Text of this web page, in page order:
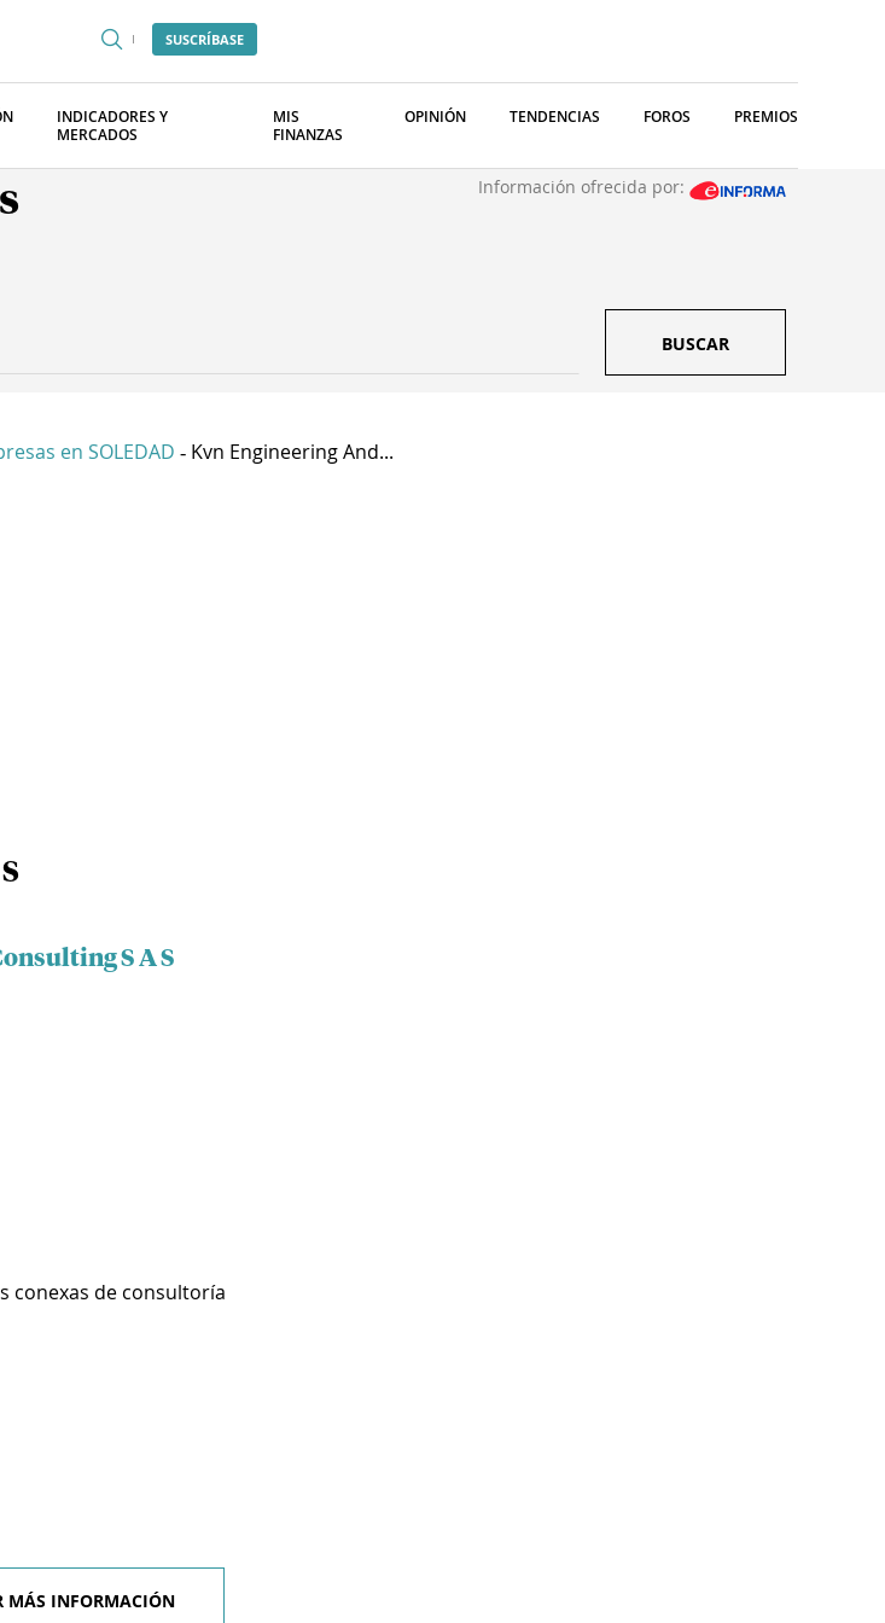
SUSCRÍBASE
INDICADORES Y
MERCADOS
MIS
FINANZAS
OPINIÓN TENDENCIAS FOROS PREMIOS
Información ofrecida por:
BUSCAR
en SOLEDAD - Kvn Engineering And...
S A S
conexas de consultoría
MÁS INFORMACIÓN